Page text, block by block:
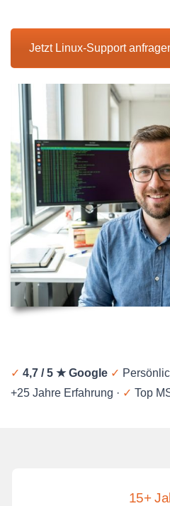
Jetzt Linux-Support
✓ 4,7 / 5 ★ Google ✓
+25 Jahre Erfahrung · ✓ Top
15+